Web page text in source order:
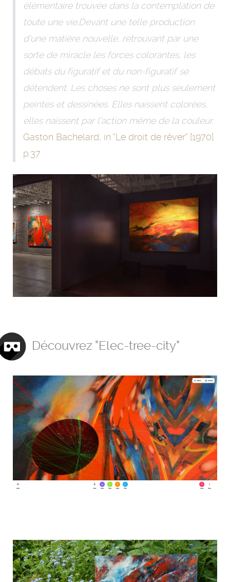
élémentaire trouvée dans la contemplation de
toute une vie.Devant une telle production
d'une matière nouvelle, retrouvant par une
sorte de miracle les forces colorantes, les
débats du figuratif et du non-figuratif se
détendent. Les choses ne sont plus seulement
peintes et dessinées. Elles naissent colorées,
elles naissent par l’action même de la couleur.
Gaston Bachelard, in "Le droit de rêver" [1970]
p.37
Découvrez "Elec-tree-city"